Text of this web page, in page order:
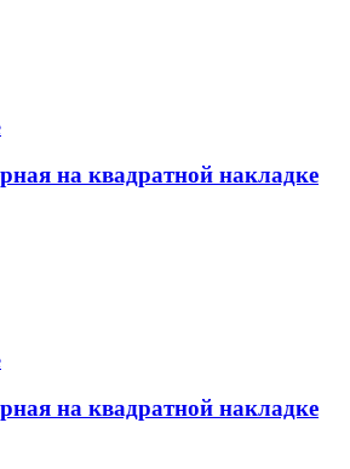
на квадратной накладке
на квадратной накладке